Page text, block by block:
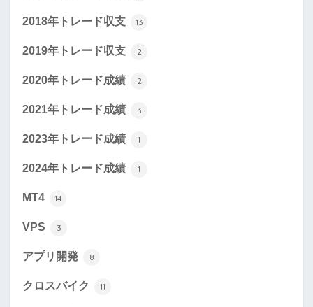
2018年トレード収支 13
2019年トレード収支 2
2020年トレード成績 2
2021年トレード成績 3
2023年トレード成績 1
2024年トレード成績 1
MT4 14
VPS 3
アプリ開発 8
クロスバイク 11